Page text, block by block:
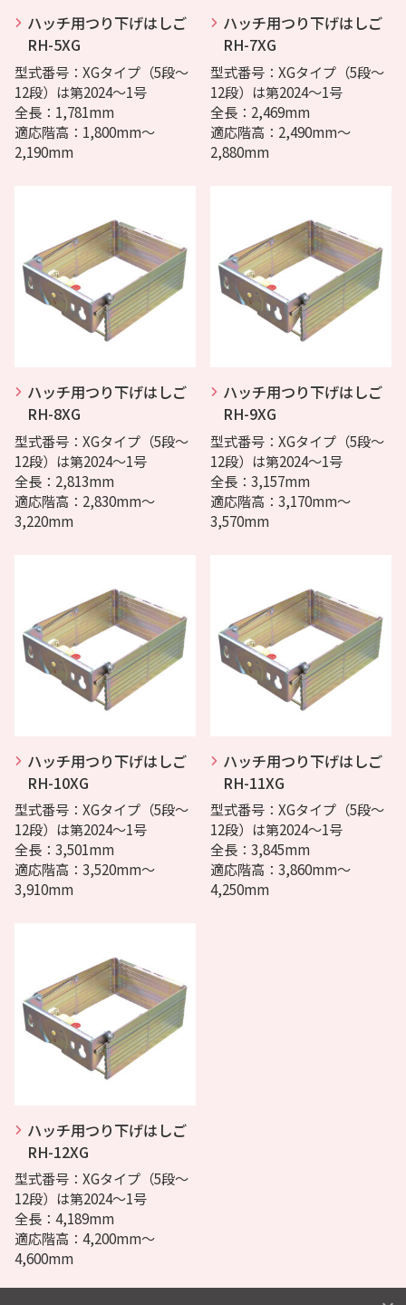
ハッチ用つり下げはしご
RH-5XG
型式番号：XGタイプ（5段〜
12段）は第2024～1号
全長：1,781mm
適応階高：1,800mm～
2,190mm
ハッチ用つり下げはしご
RH-7XG
型式番号：XGタイプ（5段〜
12段）は第2024〜1号
全長：2,469mm
適応階高：2,490mm〜
2,880mm
ハッチ用つり下げはしご
RH-8XG
型式番号：XGタイプ（5段〜
12段）は第2024〜1号
全長：2,813mm
適応階高：2,830mm〜
3,220mm
ハッチ用つり下げはしご
RH-9XG
型式番号：XGタイプ（5段〜
12段）は第2024〜1号
全長：3,157mm
適応階高：3,170mm〜
3,570mm
ハッチ用つり下げはしご
RH-10XG
型式番号：XGタイプ（5段〜
12段）は第2024〜1号
全長：3,501mm
適応階高：3,520mm〜
3,910mm
ハッチ用つり下げはしご
RH-11XG
型式番号：XGタイプ（5段〜
12段）は第2024〜1号
全長：3,845mm
適応階高：3,860mm〜
4,250mm
ハッチ用つり下げはしご
RH-12XG
型式番号：XGタイプ（5段〜
12段）は第2024〜1号
全長：4,189mm
適応階高：4,200mm〜
4,600mm